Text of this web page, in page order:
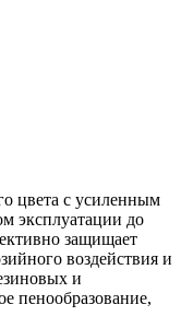
цвета с усиленным
эксплуатации до
защищает
воздействия и
и
пенообразование,